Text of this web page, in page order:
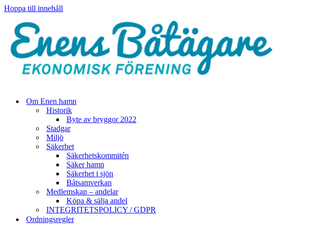
Hoppa till innehåll
Om Enen hamn
Historik
Byte av bryggor 2022
Stadgar
Miljö
Säkerhet
Säkerhetskommitén
Säker hamn
Säkerhet i sjön
Båtsamverkan
Medlemskap – andelar
Köpa & sälja andel
INTEGRITETSPOLICY / GDPR
Ordningsregler